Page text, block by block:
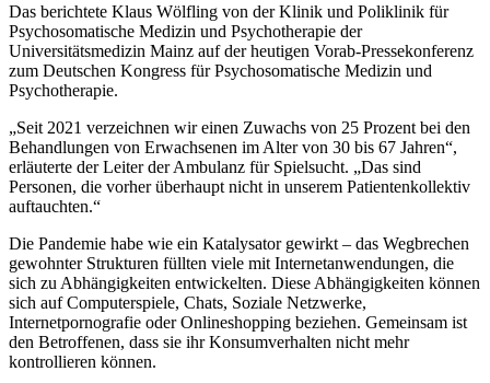
Das berichtete Klaus Wölfling von der Klinik und Poliklinik für
Psychosomatische Medizin und Psychotherapie der
Universitätsmedizin Mainz auf der heutigen Vorab-Pressekonferenz
zum Deutschen Kongress für Psycho­somatische Medizin und
Psychotherapie.
„Seit 2021 verzeichnen wir einen Zuwachs von 25 Prozent bei den
Behandlungen von Erwachsenen im Alter von 30 bis 67 Jahren“,
erläuterte der Leiter der Ambulanz für Spielsucht. „Das sind
Personen, die vorher über­haupt nicht in unserem Patientenkollektiv
auftauchten.“
Die Pandemie habe wie ein Katalysator gewirkt – das Wegbrechen
gewohnter Strukturen füllten viele mit Internetanwendungen, die
sich zu Abhängigkeiten entwickelten. Diese Abhängigkeiten können
sich auf Com­puterspiele, Chats, Soziale Netzwerke,
Internetpornografie oder Onlineshopping beziehen. Gemeinsam ist
den Betroffenen, dass sie ihr Konsumverhalten nicht mehr
kontrollieren können.